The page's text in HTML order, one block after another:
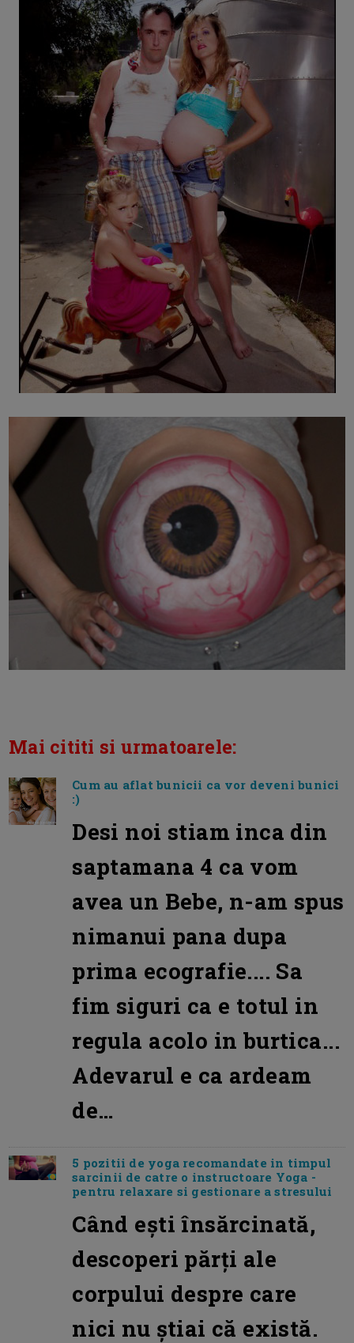
Mai cititi si urmatoarele:
Cum au aflat bunicii ca vor deveni bunici
:)
Desi noi stiam inca din
saptamana 4 ca vom
avea un Bebe, n-am spus
nimanui pana dupa
prima ecografie.... Sa
fim siguri ca e totul in
regula acolo in burtica...
Adevarul e ca ardeam
de…
5 pozitii de yoga recomandate in timpul
sarcinii de catre o instructoare Yoga -
pentru relaxare si gestionare a stresului
Când ești însărcinată,
descoperi părți ale
corpului despre care
nici nu știai că există.